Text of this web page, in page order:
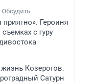
Обсудить
Героиня
с гуру
жизнь Козерогов.
Сатурн